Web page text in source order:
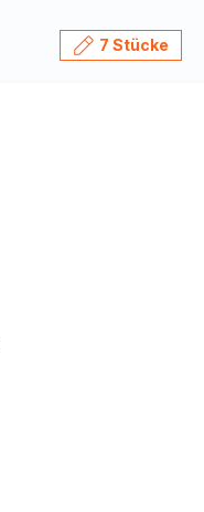
7 Stücke